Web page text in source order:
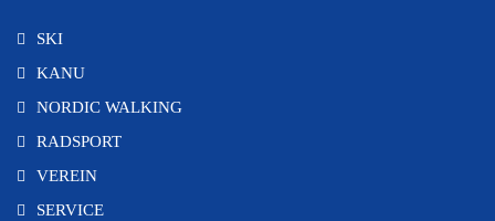
SKI
KANU
NORDIC WALKING
RADSPORT
VEREIN
SERVICE